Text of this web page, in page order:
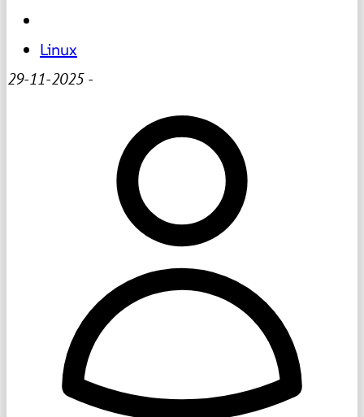
Linux
29-11-2025-